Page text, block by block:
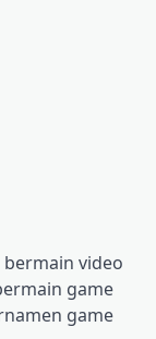
video
game
game